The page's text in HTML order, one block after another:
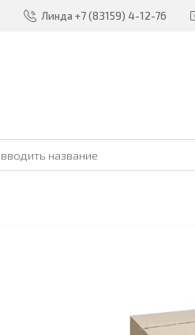
Линда +7 (83159) 4-12-76